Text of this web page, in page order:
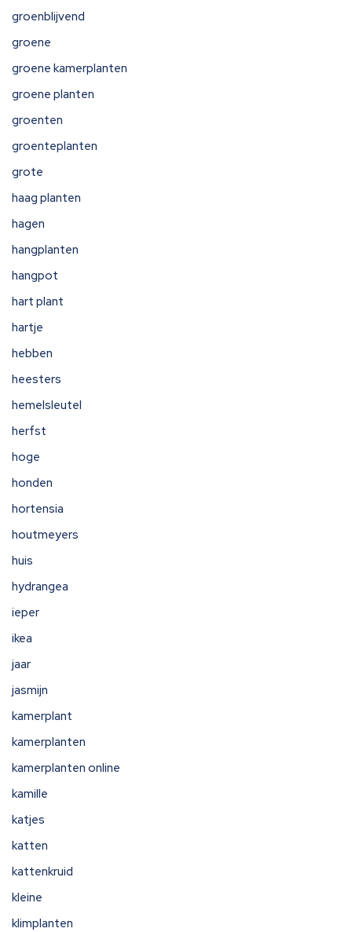
groenblijvend
groene
groene kamerplanten
groene planten
groenten
groenteplanten
grote
haag planten
hagen
hangplanten
hangpot
hart plant
hartje
hebben
heesters
hemelsleutel
herfst
hoge
honden
hortensia
houtmeyers
huis
hydrangea
ieper
ikea
jaar
jasmijn
kamerplant
kamerplanten
kamerplanten online
kamille
katjes
katten
kattenkruid
kleine
klimplanten